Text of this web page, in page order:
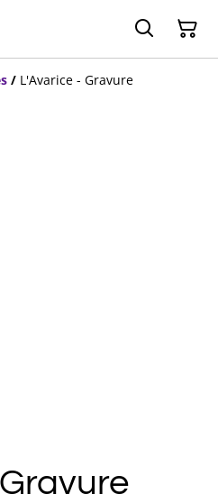
/ L'Avarice - Gravure